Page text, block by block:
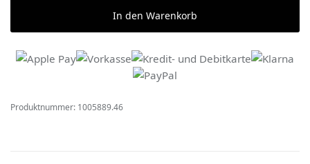
In den Warenkorb
Produktnummer: 1005889.46